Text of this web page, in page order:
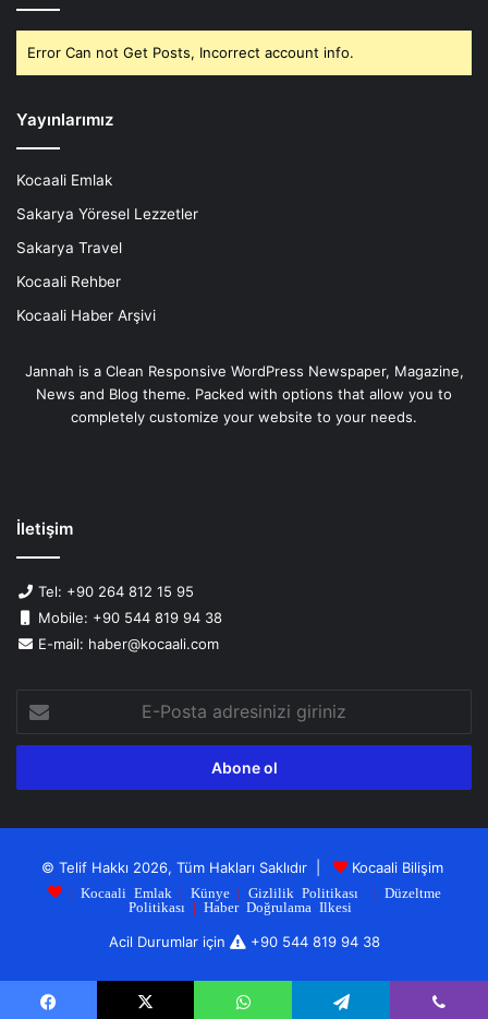
Error Can not Get Posts, Incorrect account info.
Yayınlarımız
Kocaali Emlak
Sakarya Yöresel Lezzetler
Sakarya Travel
Kocaali Rehber
Kocaali Haber Arşivi
Jannah is a Clean Responsive WordPress Newspaper, Magazine,
News and Blog theme. Packed with options that allow you to
completely customize your website to your needs.
İletişim
Tel: +90 264 812 15 95
Mobile: +90 544 819 94 38
E-mail: haber@kocaali.com
Posta
adresinizi
© Telif Hakkı 2026, Tüm Hakları Saklıdır | Kocaali Bilişim
| Kocaali Emlak | Künye| Gizlilik Politikası | Düzeltme
Politikası | Haber Doğrulama Ilkesi
Acil Durumlar için +90 544 819 94 38